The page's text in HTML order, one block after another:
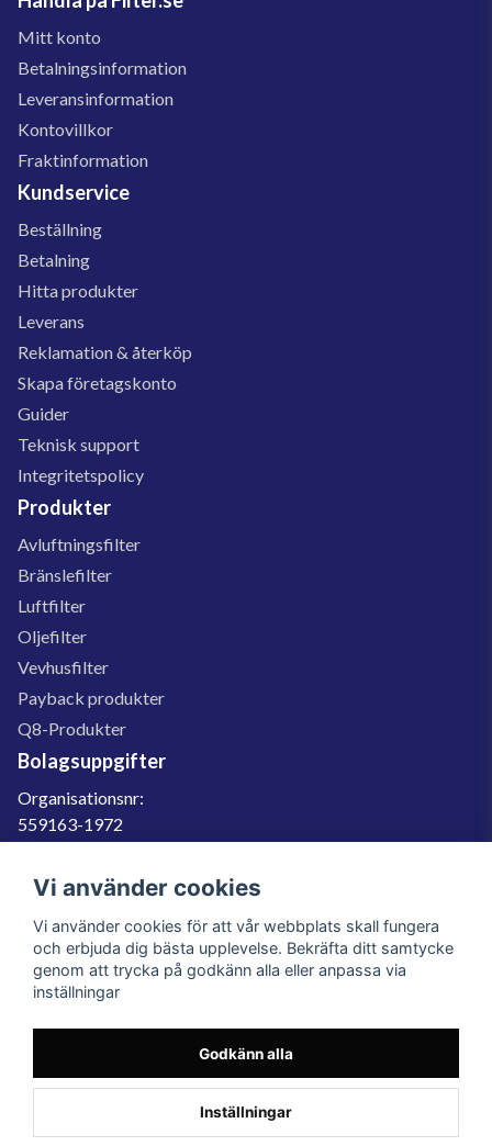
Mitt konto
Betalningsinformation
Leveransinformation
Kontovillkor
Fraktinformation
Kundservice
Beställning
Betalning
Hitta produkter
Leverans
Reklamation & återköp
Skapa företagskonto
Guider
Teknisk support
Integritetspolicy
Produkter
Avluftningsfilter
Bränslefilter
Luftfilter
Oljefilter
Vevhusfilter
Payback produkter
Q8-Produkter
Bolagsuppgifter
Organisationsnr:
559163-1972
SE559163197201
060-566 800
info@filter.se
559163-1972
© 2023 Filter.se, All rights reserved.
Vi använder cookies
Vi använder cookies för att vår webbplats skall fungera
och erbjuda dig bästa upplevelse. Bekräfta ditt samtycke
genom att trycka på godkänn alla eller anpassa via
inställningar
Godkänn alla
Inställningar